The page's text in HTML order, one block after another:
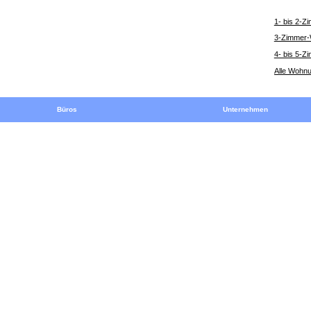
1- bis 2-
3-Zimmer-
4- bis 5-
Alle
Büros Unternehmen